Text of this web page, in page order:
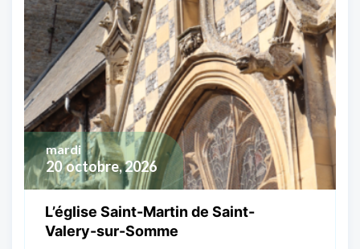
20 octobre, 2026
mardi
L’église Saint-Martin de Saint-
Valery-sur-Somme